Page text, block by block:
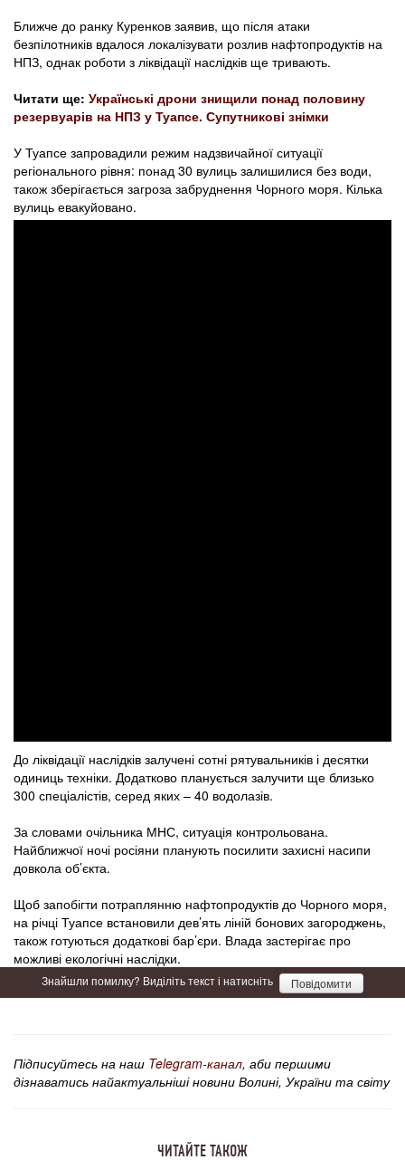
Ближче до ранку Куренков заявив, що після атаки
безпілотників вдалося локалізувати розлив нафтопродуктів на
НПЗ, однак роботи з ліквідації наслідків ще тривають.
Читати ще: Українські дрони знищили понад половину
резервуарів на НПЗ у Туапсе. Супутникові знімки
У Туапсе запровадили режим надзвичайної ситуації
регіонального рівня: понад 30 вулиць залишилися без води,
також зберігається загроза забруднення Чорного моря. Кілька
вулиць евакуйовано.
До ліквідації наслідків залучені сотні рятувальників і десятки
одиниць техніки. Додатково планується залучити ще близько
300 спеціалістів, серед яких – 40 водолазів.
За словами очільника МНС, ситуація контрольована.
Найближчої ночі росіяни планують посилити захисні насипи
довкола об’єкта.
Щоб запобігти потраплянню нафтопродуктів до Чорного моря,
на річці Туапсе встановили дев’ять ліній бонових загороджень,
також готуються додаткові бар’єри. Влада застерігає про
можливі екологічні наслідки.
Знайшли помилку? Виділіть текст і натисніть Повідомити
Підписуйтесь на наш Telegram-канал, аби першими
дізнаватись найактуальніші новини Волині, України та світу
ЧИТАЙТЕ ТАКОЖ